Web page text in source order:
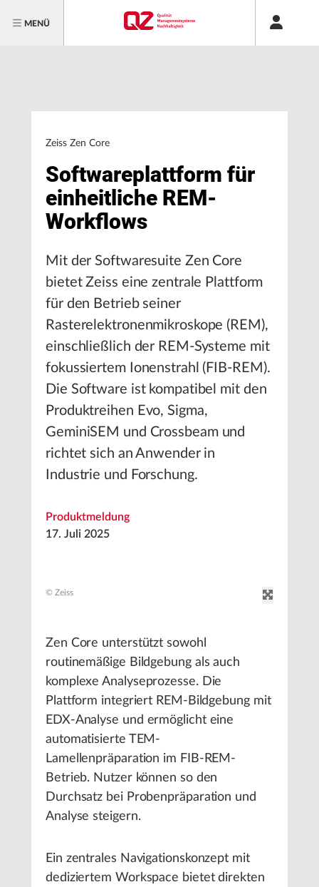
MENÜ
Zeiss Zen Core
Softwareplattform für
einheitliche REM-
Workflows
Mit der Softwaresuite Zen Core
bietet Zeiss eine zentrale Plattform
für den Betrieb seiner
Rasterelektronenmikroskope (REM),
einschließlich der REM-Systeme mit
fokussiertem Ionenstrahl (FIB-REM).
Die Software ist kompatibel mit den
Produktreihen Evo, Sigma,
GeminiSEM und Crossbeam und
richtet sich an Anwender in
Industrie und Forschung.
Produktmeldung
17. Juli 2025
© Zeiss
Zen Core unterstützt sowohl
routinemäßige Bildgebung als auch
komplexe Analyseprozesse. Die
Plattform integriert REM-Bildgebung mit
EDX-Analyse und ermöglicht eine
automatisierte TEM-
Lamellenpräparation im FIB-REM-
Betrieb. Nutzer können so den
Durchsatz bei Probenpräparation und
Analyse steigern.
Ein zentrales Navigationskonzept mit
dediziertem Workspace bietet direkten